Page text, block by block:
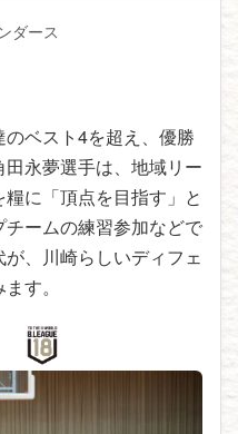
ダース
ベスト4を超え、優勝
永夢選手は、地域リー
に「頂点を目指す」と
ームの練習参加などで
、川崎らしいディフェ
す。